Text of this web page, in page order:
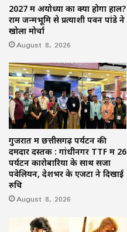
2027 में अयोध्या का क्या होगा हाल?
राम जन्मभूमि से प्रत्याशी पवन पांडे ने
खोला मोर्चा
August 8, 2026
गुजरात में छत्तीसगढ़ पर्यटन की
दमदार दस्तक : गांधीनगर TTF में 26
पर्यटन कारोबारियों के साथ सजा
पवेलियन, देशभर के एजेंटों ने दिखाई
रुचि
August 8, 2026